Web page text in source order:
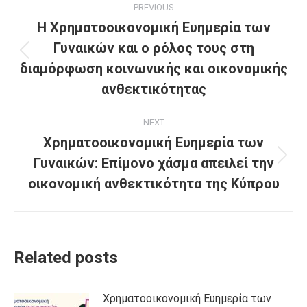
navigation
PREVIOUS
Previous
post:
H Χρηματοοικονομική Ευημερία των
Γυναικών και ο ρόλος τους στη
διαμόρφωση κοινωνικής και οικονομικής
ανθεκτικότητας
NEXT
Next
post:
Χρηματοοικονομική Ευημερία των
Γυναικών: Επίμονο χάσμα απειλεί την
οικονομική ανθεκτικότητα της Κύπρου
Related posts
Χρηματοοικονομική Ευημερία των